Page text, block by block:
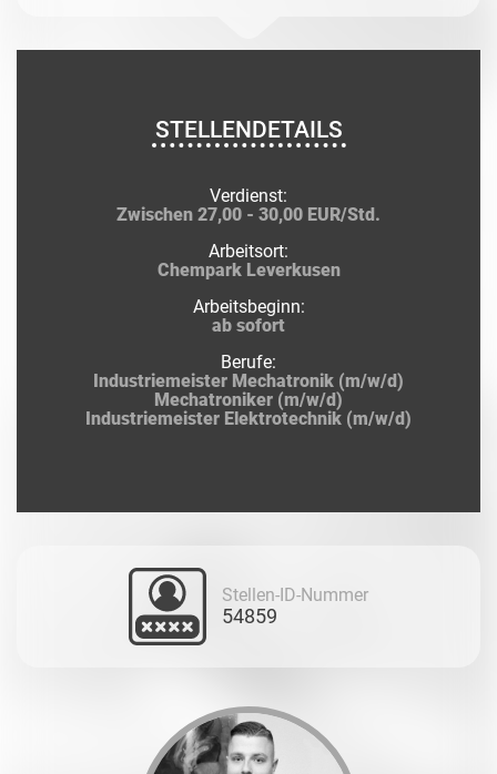
STELLENDETAILS
Verdienst:
Zwischen 27,00 - 30,00 EUR/Std.
Arbeitsort:
Chempark Leverkusen
Arbeitsbeginn:
ab sofort
Berufe:
Industriemeister Mechatronik (m/w/d)
Mechatroniker (m/w/d)
Industriemeister Elektrotechnik (m/w/d)
Stellen-ID-Nummer
54859